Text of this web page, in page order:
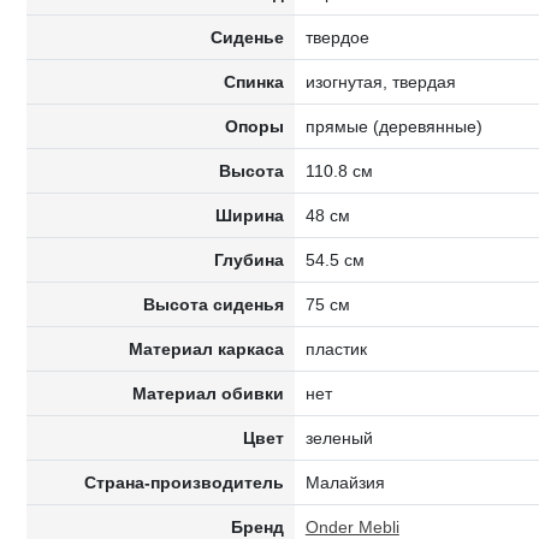
Сиденье твердое
Спинка изогнутая, твердая
Опоры прямые (деревянные)
Высота 110.8 см
Ширина 48 см
Глубина 54.5 см
Высота сиденья 75 см
Материал каркаса пластик
Материал обивки нет
Цвет зеленый
Страна-производитель Малайзия
Бренд Onder Mebli